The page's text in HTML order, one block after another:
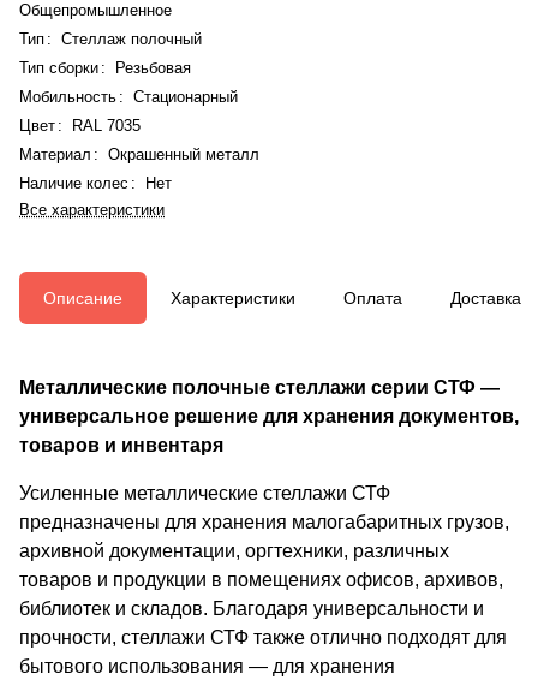
Общепромышленное
Тип : Стеллаж полочный
Тип сборки:
Резьбовая
Мобильность : Стационарный
Цвет :
RAL 7035
Материал : Окрашенный металл
Наличие колес :
Нет
Все характеристики
Описание Характеристики Оплата Доставка
Металлические полочные стеллажи серии СТФ —
универсальное решение для хранения документов,
товаров и инвентаря
Усиленные металлические стеллажи СТФ
предназначены для хранения малогабаритных грузов,
архивной документации, оргтехники, различных
товаров и продукции в помещениях офисов, архивов,
библиотек и складов. Благодаря универсальности и
прочности, стеллажи СТФ также отлично подходят для
бытового использования — для хранения